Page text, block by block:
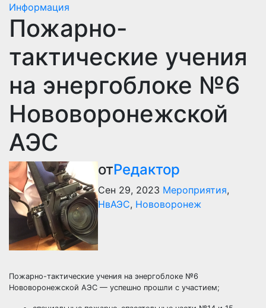
Информация
Пожарно-
тактические учения
на энергоблоке №6
Нововоронежской
АЭС
отРедактор
Сен 29, 2023 Мероприятия,
НвАЭС, Нововоронеж
Пожарно-тактические учения на энергоблоке №6
Нововоронежской АЭС — успешно прошли с участием;